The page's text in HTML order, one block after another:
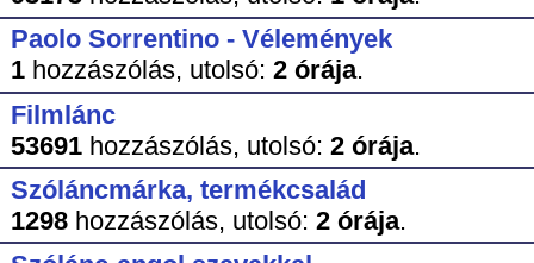
Paolo Sorrentino - Vélemények
1hozzászólás, utolsó: 2 órája.
Filmlánc
53691hozzászólás, utolsó: 2 órája.
Szóláncmárka, termékcsalád
1298hozzászólás, utolsó: 2 órája.